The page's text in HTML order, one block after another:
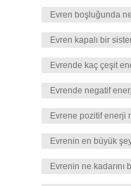
Evren boşluğunda
Evren kapalı bir
Evrende kaç çeşit
Evrende negatif
Evrene pozitif enerji
Evrenin en büyük
Evrenin ne kadarını